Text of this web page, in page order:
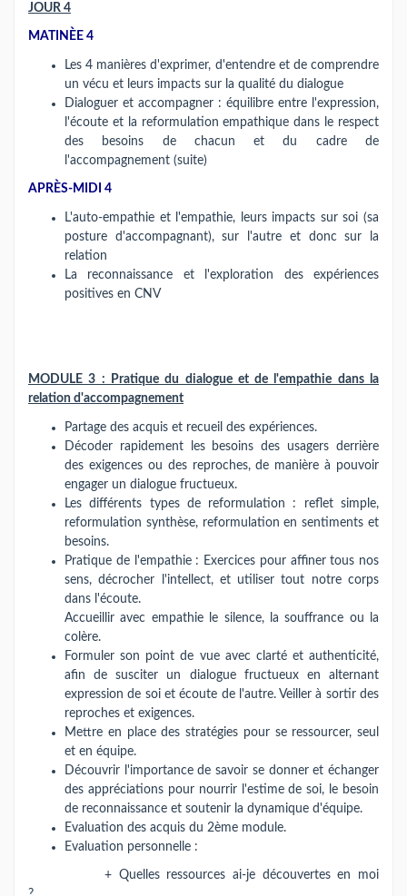
JOUR 4
MATINÈE 4
Les 4 manières d'exprimer, d'entendre et de comprendre
un vécu et leurs impacts sur la qualité du dialogue
Dialoguer et accompagner : équilibre entre l'expression,
l'écoute et la reformulation empathique dans le respect
des besoins de chacun et du cadre de
l'accompagnement (suite)
APRÈS-MIDI 4
L'auto-empathie et l'empathie, leurs impacts sur soi (sa
posture d'accompagnant), sur l'autre et donc sur la
relation
La reconnaissance et l'exploration des expériences
positives en CNV
MODULE 3 : Pratique du dialogue et de l'empathie dans la
relation d'accompagnement
Partage des acquis et recueil des expériences.
Décoder rapidement les besoins des usagers derrière
des exigences ou des reproches, de manière à pouvoir
engager un dialogue fructueux.
Les différents types de reformulation : reflet simple,
reformulation synthèse, reformulation en sentiments et
besoins.
Pratique de l'empathie : Exercices pour affiner tous nos
sens, décrocher l'intellect, et utiliser tout notre corps
dans l'écoute.
Accueillir avec empathie le silence, la souffrance ou la
colère.
Formuler son point de vue avec clarté et authenticité,
afin de susciter un dialogue fructueux en alternant
expression de soi et écoute de l'autre. Veiller à sortir des
reproches et exigences.
Mettre en place des stratégies pour se ressourcer, seul
et en équipe.
Découvrir l'importance de savoir se donner et échanger
des appréciations pour nourrir l'estime de soi, le besoin
de reconnaissance et soutenir la dynamique d'équipe.
Evaluation des acquis du 2ème module.
Evaluation personnelle :
+ Quelles ressources ai-je découvertes en moi